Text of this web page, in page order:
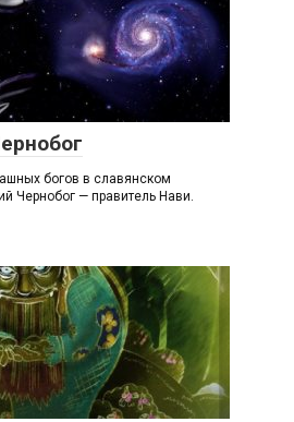
богов в славянском
Чернобог — правитель Нави.